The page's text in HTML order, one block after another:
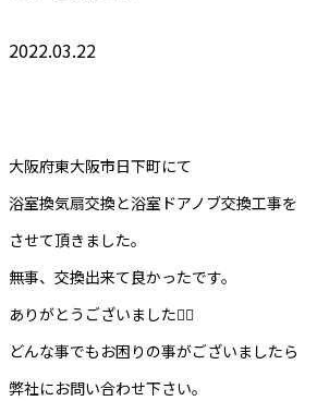
2022.03.22
大阪府東大阪市日下町にて
浴室換気扇交換と浴室ドアノブ交換工事を
させて頂きました。
無事、交換出来て良かったです。
ありがとうございました🙇‍♀️
どんな事でもお困りの事がございましたら
弊社にお問い合わせ下さい。